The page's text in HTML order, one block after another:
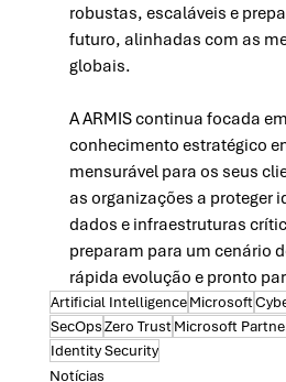
robustas, escaláveis e
futuro, alinhadas com as
globais.
A ARMIS continua focada
conhecimento estratégico
mensurável para os seus
as organizações a proteger
dados e infraestruturas
preparam para um cenário
rápida evolução e pronto
Artificial IntelligenceMicrosoft
SecOpsZero TrustMicrosoft
Identity Security
Notícias